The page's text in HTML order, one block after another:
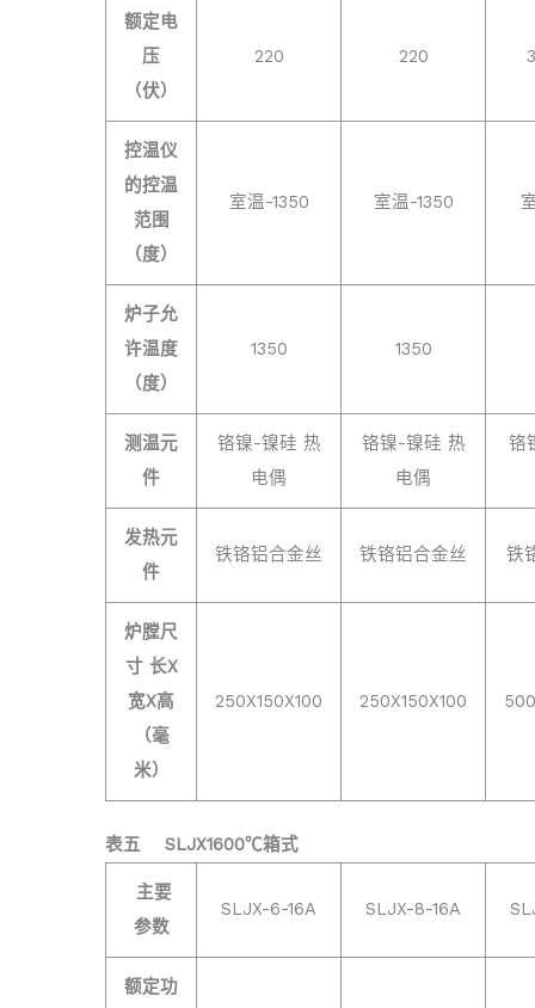
额定电
压
（伏）
220 220
控温仪
的控温
范围
（度）
室温-1350 室温-1350
炉子允
许温度
（度）
1350 1350
测温元
件
铬镍-镍硅 热
电偶
铬镍-镍硅 热
电偶
铬
发热元
件
铁铬铝合金丝 铁铬铝合金丝 铁
炉膛尺
寸 长X
宽X高
（毫
米）
250X150X100 250X150X100
表五 SLJX1600℃箱式
主要
参数
SLJX-6-16A SLJX-8-16A
额定功